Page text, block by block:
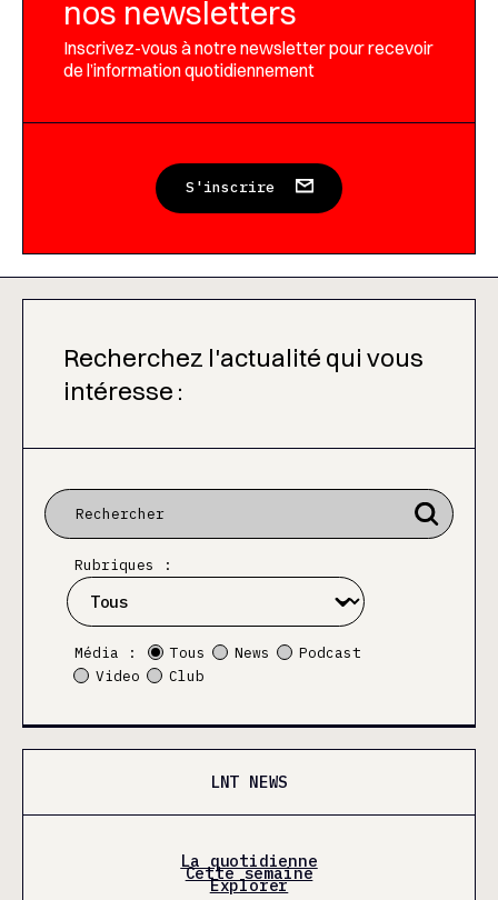
nos newsletters
Inscrivez-vous à notre newsletter pour recevoir
de l’information quotidiennement
S'inscrire
Recherchez l'actualité qui vous
intéresse :
Rubriques :
Média : Tous News
Podcast
Video
Club
LNT NEWS
La quotidienne
Cette semaine
Explorer